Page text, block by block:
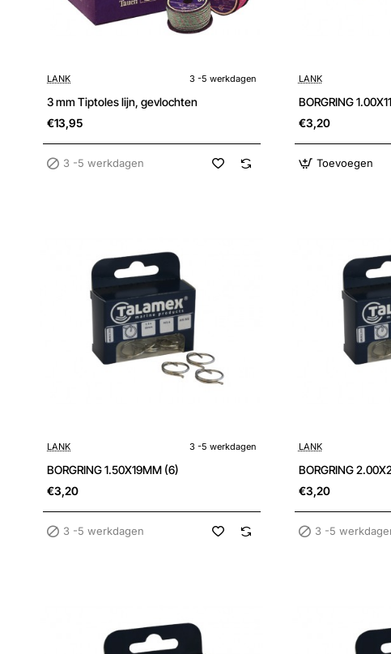
3 -5 werkdagen
LANK 3 -5 werkdagen
3 mm Tiptoles lijn, gevlochten
€13,95
3 -5 werkdagen
LANK
BORGRING
€3,20
Toevoegen
3 -5 werkdagen
LANK 3 -5 werkdagen
BORGRING 1.50X19MM (6)
€3,20
3 -5 werkdagen
3 -5 werkdagen
LANK
BORGRING
€3,20
3 -5